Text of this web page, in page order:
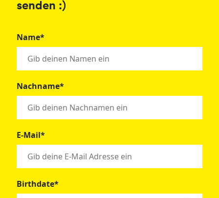
senden :)
Name*
Nachname*
E-Mail*
Birthdate*